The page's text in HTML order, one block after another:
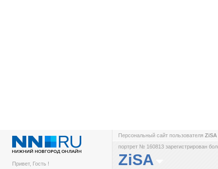
Привет, Гость !
Персональный сайт пользователя ZiSA
портрет № 160813 зарегистрирован
ZiSA